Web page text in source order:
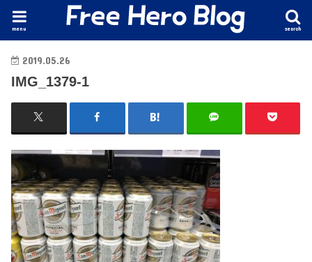
search
menu
2019.05.26
IMG_1379-1